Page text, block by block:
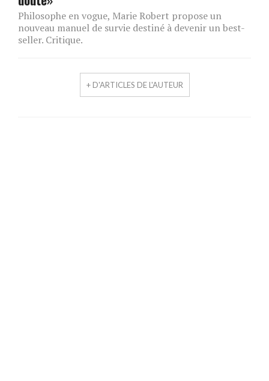
Philosophe en vogue, Marie Robert propose un
nouveau manuel de survie destiné à devenir un best-
seller. Critique.
+ D'ARTICLES DE L'AUTEUR